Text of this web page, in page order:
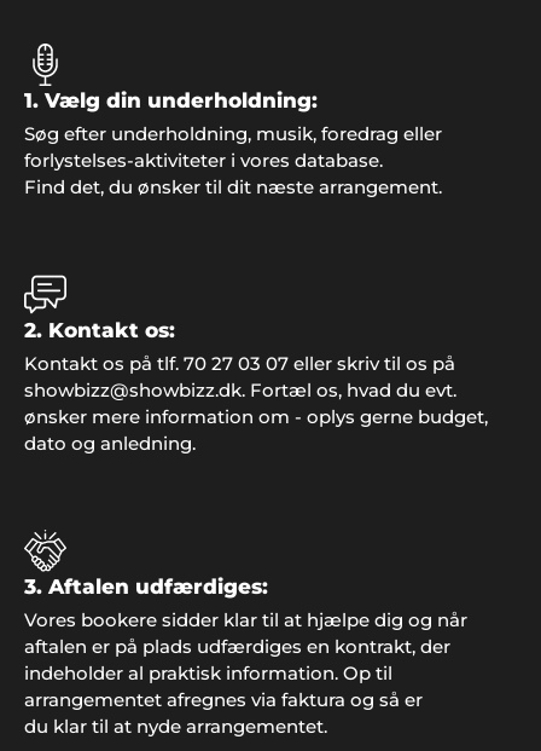
Sonja & Torsten, Holbæk
"Det er måske kun 1 gang i livet, man holder sådan
en fest og så er det jo dejligt, at alting er i orden
og man kan se tilbage på en god oplevelse. Tak for
hjælpen med musikken".
Henriette Højmann, Nykøbing M.
"Bare rart med god inspiration, dygtig hjælp i
telefonen og et overstået og meget vellykket
Edith Knudsen, Bramming
"Tak for hjælpen. Alle gæsterne roste
underholdningen. Stor anbefaling herfra".
1. Vælg din underholdning:
Søg efter underholdning, musik, foredrag eller
forlystelses-aktiviteter i vores database.
Find det, du ønsker til dit næste arrangement.
2. Kontakt os:
Kontakt os på tlf. 70 27 03 07 eller skriv til os på
showbizz@showbizz.dk. Fortæl os, hvad du evt.
ønsker mere information om - oplys gerne budget,
dato og anledning.
3. Aftalen udfærdiges:
Vores bookere sidder klar til at hjælpe dig og når
aftalen er på plads udfærdiges en kontrakt, der
indeholder al praktisk information. Op til
arrangementet afregnes via faktura og så er
du klar til at nyde arrangementet.